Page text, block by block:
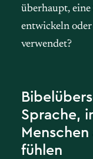
überhaupt,
entwickeln
verwendet?
Sprache,
fühlen